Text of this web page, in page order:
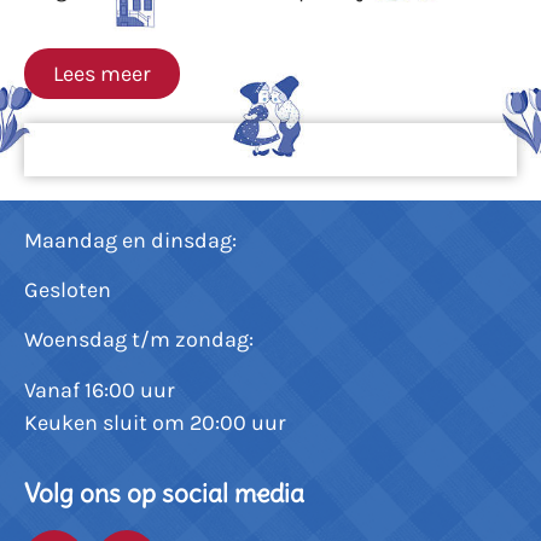
Lees meer
Maandag en dinsdag:
Gesloten
Woensdag t/m zondag:
Vanaf 16:00 uur
Keuken sluit om 20:00 uur
Volg ons op social media